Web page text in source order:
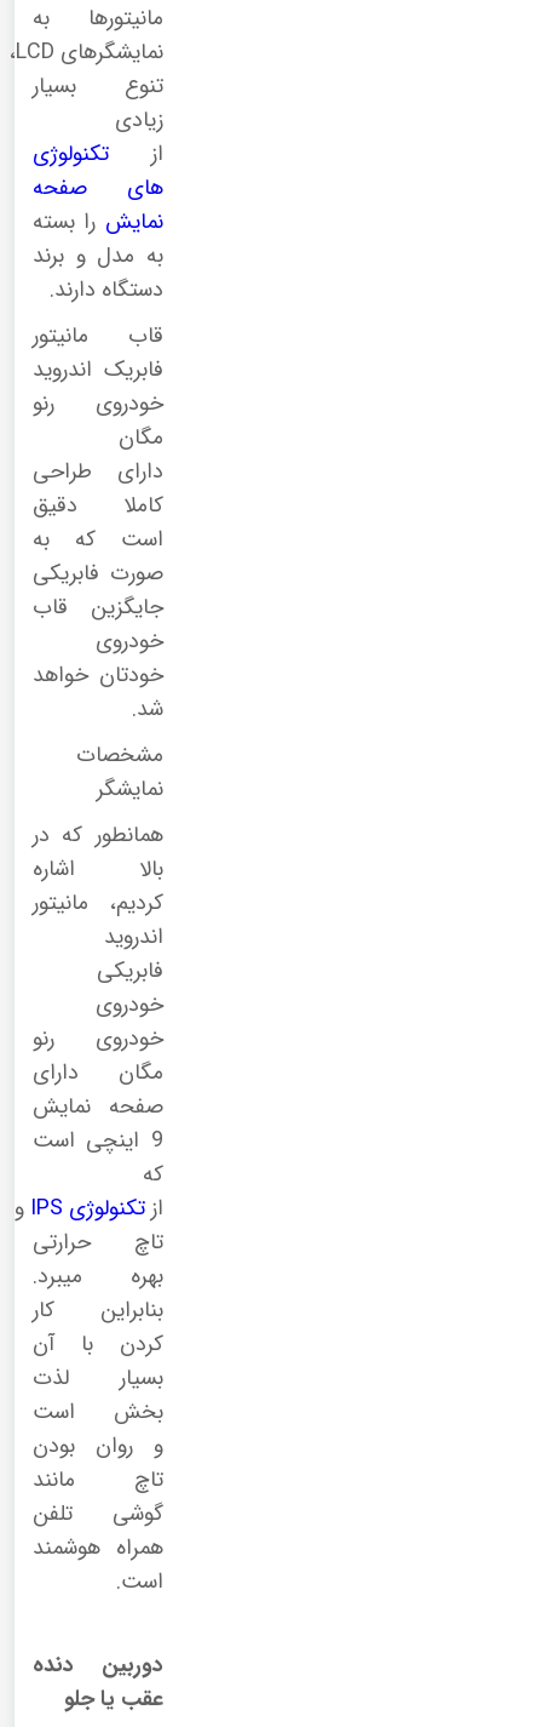
مانیتورها به
نمایشگرهای LCD،
تنوع بسیار
زیادی
از تکنولوژی
های صفحه
نمایش را بسته
به مدل و برند
دستگاه دارند.
قاب مانیتور
فابریک اندروید
خودروی رنو
مگان
دارای طراحی
کاملا دقیق
است که به
صورت فابریکی
جایگزین قاب
خودروی
خودتان خواهد
شد.
مشخصات
نمایشگر
همانطور که در
بالا اشاره
کردیم، مانیتور
اندروید
فابریکی
خودروی
خودروی رنو
مگان دارای
صفحه نمایش
9 اینچی است
که
از تکنولوژی IPS و
تاچ حرارتی
بهره میبرد.
بنابراین کار
کردن با آن
بسیار لذت
بخش است
و روان بودن
تاچ مانند
گوشی تلفن
همراه هوشمند
است.
دوربین دنده
عقب یا جلو